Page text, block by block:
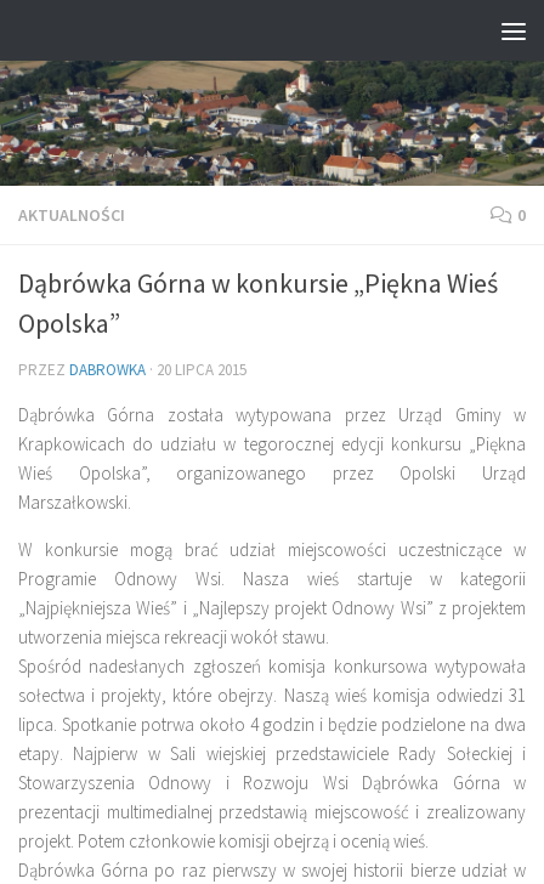
AKTUALNOŚCI 0
Dąbrówka Górna w konkursie „Piękna Wieś
Opolska”
PRZEZ DABROWKA · 20 LIPCA 2015
Dąbrówka Górna została wytypowana przez Urząd Gminy w
Krapkowicach do udziału w tegorocznej edycji konkursu „Piękna
Wieś Opolska”, organizowanego przez Opolski Urząd
Marszałkowski.
W konkursie mogą brać udział miejscowości uczestniczące w
Programie Odnowy Wsi. Nasza wieś startuje w kategorii
„Najpiękniejsza Wieś” i „Najlepszy projekt Odnowy Wsi” z projektem
utworzenia miejsca rekreacji wokół stawu.
Spośród nadesłanych zgłoszeń komisja konkursowa wytypowała
sołectwa i projekty, które obejrzy. Naszą wieś komisja odwiedzi 31
lipca. Spotkanie potrwa około 4 godzin i będzie podzielone na dwa
etapy. Najpierw w Sali wiejskiej przedstawiciele Rady Sołeckiej i
Stowarzyszenia Odnowy i Rozwoju Wsi Dąbrówka Górna w
prezentacji multimedialnej przedstawią miejscowość i zrealizowany
projekt. Potem członkowie komisji obejrzą i ocenią wieś.
Dąbrówka Górna po raz pierwszy w swojej historii bierze udział w